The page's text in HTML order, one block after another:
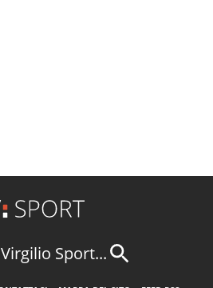
Sport...